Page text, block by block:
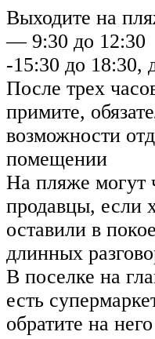
Выходите на
— 9:30 до 12:30
-15:30 до 18:30,
После трех
примите,
возможности
помещении
На пляже могут
продавцы, если
оставили в
длинных
В поселке на
есть
обратите на